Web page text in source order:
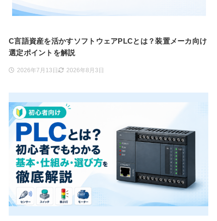
C言語資産を活かすソフトウェアPLCとは？装置メーカ向け
選定ポイントを解説
2026年7月13日 2026年8月3日